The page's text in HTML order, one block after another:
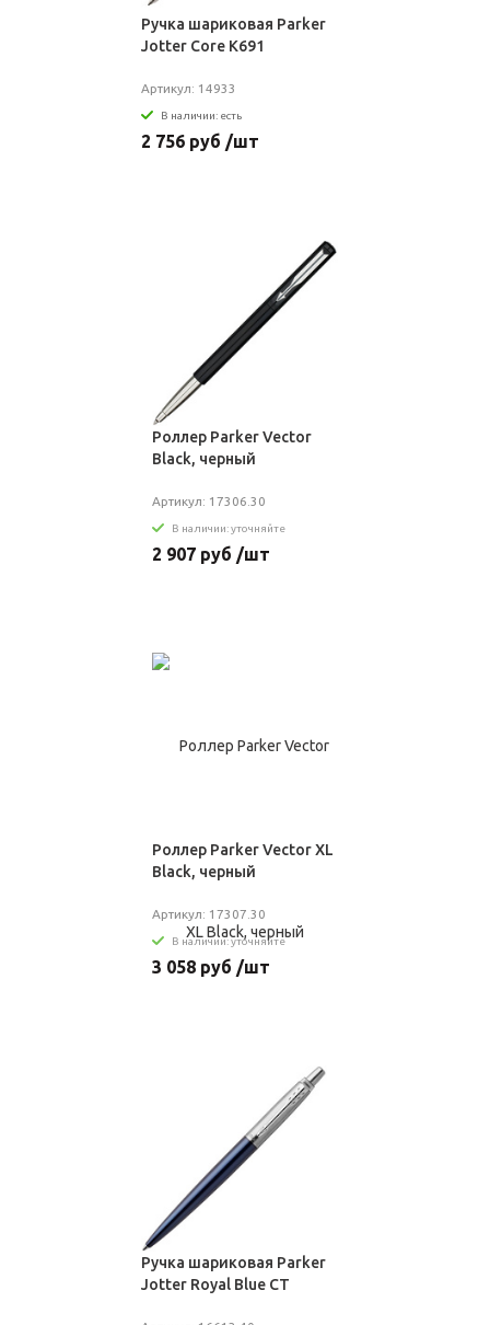
Ручка шариковая Parker
Jotter Core K691
Артикул: 14933
В наличии: есть
2 756 руб /шт
Роллер Parker Vector
Black, черный
Артикул: 17306.30
В наличии: уточняйте
2 907 руб /шт
Роллер Parker Vector XL
Black, черный
Артикул: 17307.30
В наличии: уточняйте
3 058 руб /шт
Ручка шариковая Parker
Jotter Royal Blue CT